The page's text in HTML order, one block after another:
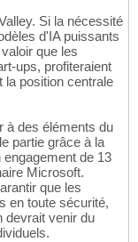
Si la nécessité
d'IA puissants
que les
ups, profiteraient
position centrale
à des éléments du
partie grâce à la
de 13
Microsoft.
que les
en toute sécurité,
devrait venir du